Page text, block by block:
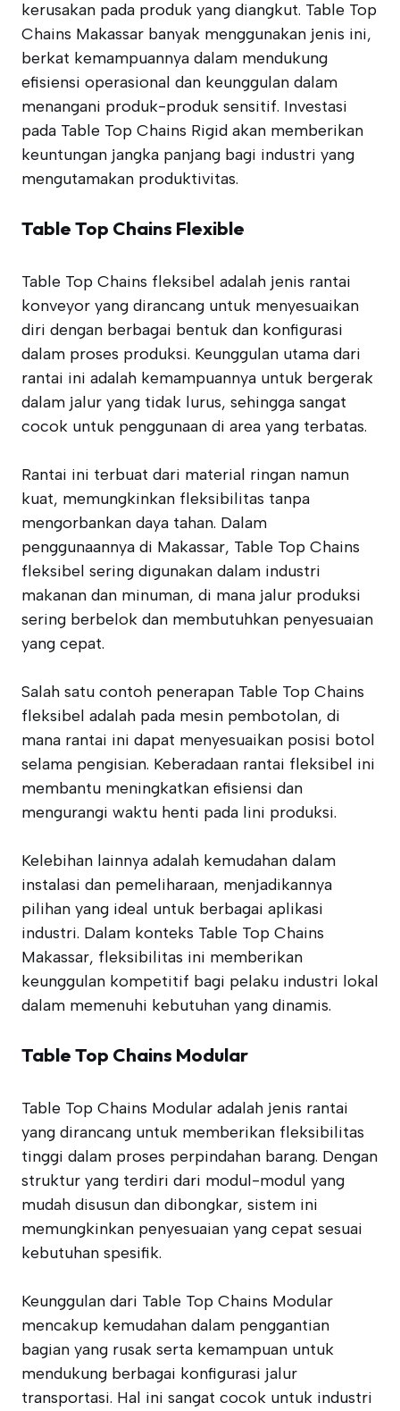
kerusakan pada produk yang diangkut. Table Top
Chains Makassar banyak menggunakan jenis ini,
berkat kemampuannya dalam mendukung
efisiensi operasional dan keunggulan dalam
menangani produk-produk sensitif. Investasi
pada Table Top Chains Rigid akan memberikan
keuntungan jangka panjang bagi industri yang
mengutamakan produktivitas.
Table Top Chains Flexible
Table Top Chains fleksibel adalah jenis rantai
konveyor yang dirancang untuk menyesuaikan
diri dengan berbagai bentuk dan konfigurasi
dalam proses produksi. Keunggulan utama dari
rantai ini adalah kemampuannya untuk bergerak
dalam jalur yang tidak lurus, sehingga sangat
cocok untuk penggunaan di area yang terbatas.
Rantai ini terbuat dari material ringan namun
kuat, memungkinkan fleksibilitas tanpa
mengorbankan daya tahan. Dalam
penggunaannya di Makassar, Table Top Chains
fleksibel sering digunakan dalam industri
makanan dan minuman, di mana jalur produksi
sering berbelok dan membutuhkan penyesuaian
yang cepat.
Salah satu contoh penerapan Table Top Chains
fleksibel adalah pada mesin pembotolan, di
mana rantai ini dapat menyesuaikan posisi botol
selama pengisian. Keberadaan rantai fleksibel ini
membantu meningkatkan efisiensi dan
mengurangi waktu henti pada lini produksi.
Kelebihan lainnya adalah kemudahan dalam
instalasi dan pemeliharaan, menjadikannya
pilihan yang ideal untuk berbagai aplikasi
industri. Dalam konteks Table Top Chains
Makassar, fleksibilitas ini memberikan
keunggulan kompetitif bagi pelaku industri lokal
dalam memenuhi kebutuhan yang dinamis.
Table Top Chains Modular
Table Top Chains Modular adalah jenis rantai
yang dirancang untuk memberikan fleksibilitas
tinggi dalam proses perpindahan barang. Dengan
struktur yang terdiri dari modul-modul yang
mudah disusun dan dibongkar, sistem ini
memungkinkan penyesuaian yang cepat sesuai
kebutuhan spesifik.
Keunggulan dari Table Top Chains Modular
mencakup kemudahan dalam penggantian
bagian yang rusak serta kemampuan untuk
mendukung berbagai konfigurasi jalur
transportasi. Hal ini sangat cocok untuk industri